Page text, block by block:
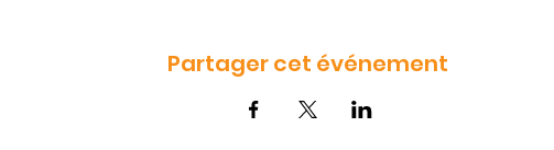
Partager cet événement